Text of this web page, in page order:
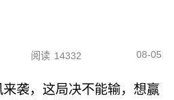
阅读 14332 08-05
来袭，这局决不能输，想赢